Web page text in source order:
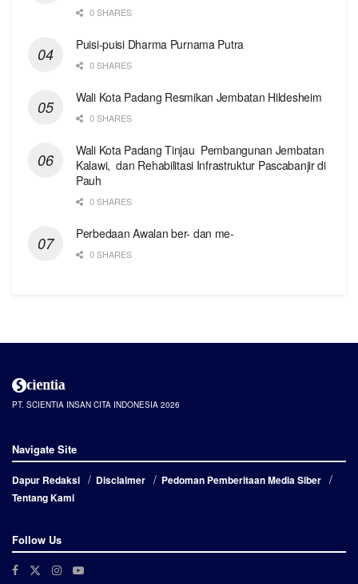
0 SHARES
Puisi-puisi Dharma Purnama Putra
0 SHARES
Wali Kota Padang Resmikan Jembatan Hildesheim
0 SHARES
Wali Kota Padang Tinjau Pembangunan Jembatan
Kalawi, dan Rehabilitasi Infrastruktur Pascabanjir di
Pauh
0 SHARES
Perbedaan Awalan ber- dan me-
0 SHARES
PT. SCIENTIA INSAN CITA INDONESIA 2026
Navigate Site
Dapur Redaksi Disclaimer
Pedoman Pemberitaan Media Siber
Tentang Kami
Follow Us